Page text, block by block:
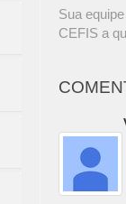
Sua
CEFIS a